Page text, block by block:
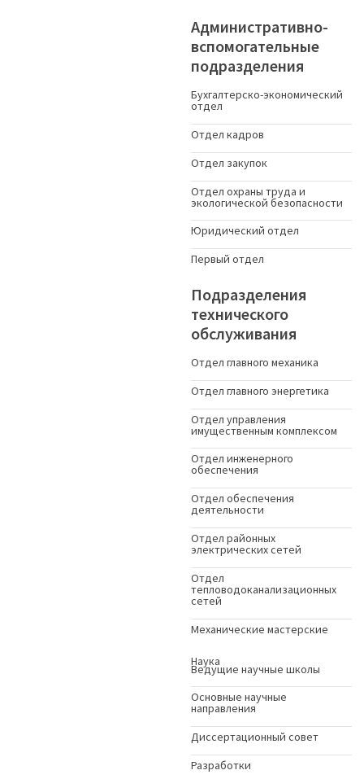
Административно-
вспомогательные
подразделения
Бухгалтерско-экономический
отдел
Отдел кадров
Отдел закупок
Отдел охраны труда и
экологической безопасности
Юридический отдел
Первый отдел
Подразделения
технического
обслуживания
Отдел главного механика
Отдел главного энергетика
Отдел управления
имущественным комплексом
Отдел инженерного
обеспечения
Отдел обеспечения
деятельности
Отдел районных
электрических сетей
Отдел
тепловодоканализационных
сетей
Механические мастерские
Наука
Ведущие научные школы
Основные научные
направления
Диссертационный совет
Разработки